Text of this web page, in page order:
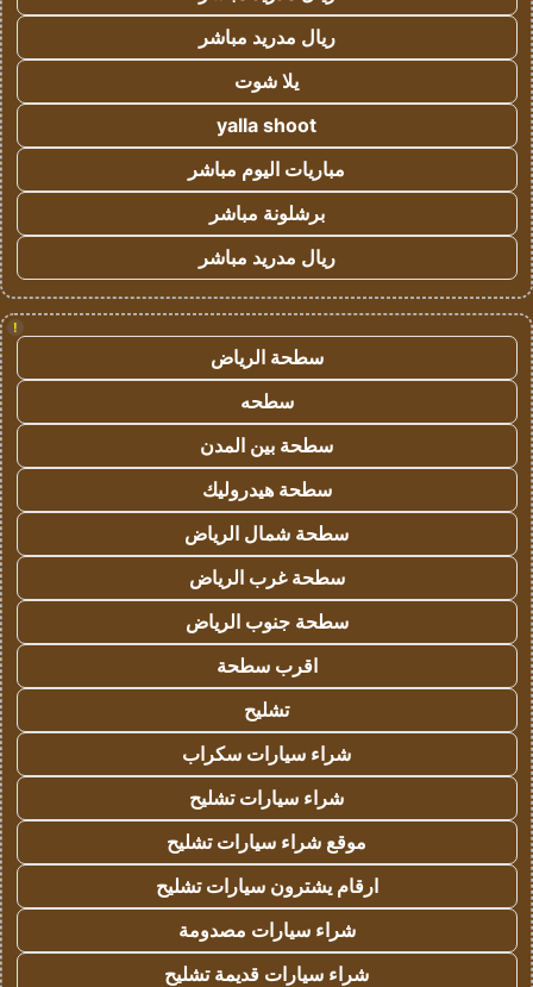
ريال مدريد مباشر
يلا شوت
yalla shoot
مباريات اليوم مباشر
برشلونة مباشر
ريال مدريد مباشر
!
سطحة الرياض
سطحه
سطحة بين المدن
سطحة هيدروليك
سطحة شمال الرياض
سطحة غرب الرياض
سطحة جنوب الرياض
اقرب سطحة
تشليح
شراء سيارات سكراب
شراء سيارات تشليح
موقع شراء سيارات تشليح
ارقام يشترون سيارات تشليح
شراء سيارات مصدومة
شراء سيارات قديمة تشليح